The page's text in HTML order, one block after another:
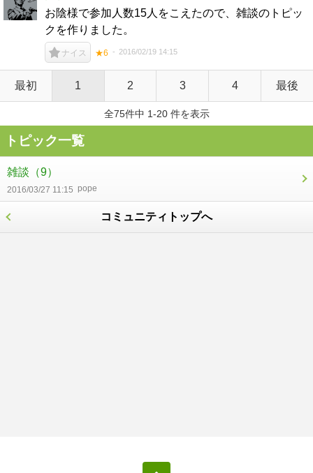
お陰様で参加人数15人をこえたので、雑談のトピッ
クを作りました。
ナイス ★6 2016/02/19 14:15
最初 1 2 3 4 最後
全75件中 1-20 件を表示
トピック一覧
雑談 （9）
2016/03/27 11:15 pope
コミュニティトップへ